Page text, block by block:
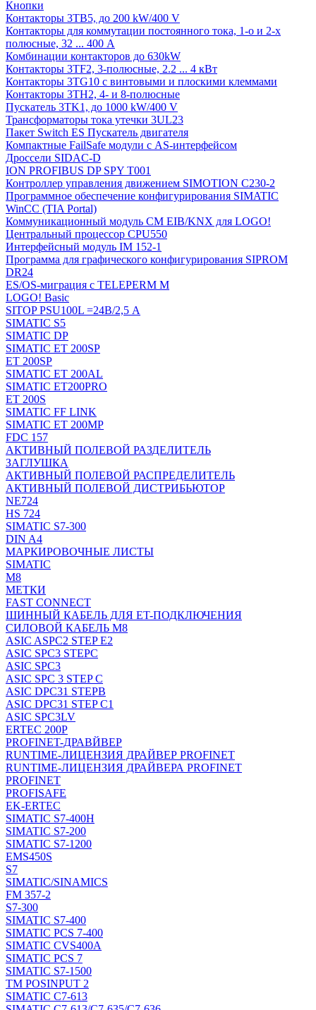
Кнопки
Контакторы 3TB5, до 200 kW/400 V
Контакторы для коммутации постоянного тока, 1-о и 2-х
полюсные, 32 ... 400 A
Комбинации контакторов до 630kW
Контакторы 3TF2, 3-полюсные, 2.2 ... 4 кВт
Контакторы 3TG10 c винтовыми и плоскими клеммами
Контакторы 3TH2, 4- и 8-полюсные
Пускатель 3TK1, до 1000 kW/400 V
Трансформаторы тока утечки 3UL23
Пакет Switch ES Пускатель двигателя
Компактные FailSafe модули с AS-интерфейсом
Дроссели SIDAC-D
ION PROFIBUS DP SPY T001
Контроллер управления движением SIMOTION C230-2
Программное обеспечение конфигурирования SIMATIC
WinCC (TIA Portal)
Коммуникационный модуль CM EIB/KNX для LOGO!
Центральный процессор CPU550
Интерфейсный модуль IM 152-1
Программа для графического конфигурирования SIPROM
DR24
ES/OS-миграция с TELEPERM M
LOGO! Basic
SITOP PSU100L =24В/2,5 A
SIMATIC S5
SIMATIC DP
SIMATIC ET 200SP
ET 200SP
SIMATIC ET 200AL
SIMATIC ET200PRO
ET 200S
SIMATIC FF LINK
SIMATIC ET 200MP
FDC 157
АКТИВНЫЙ ПОЛЕВОЙ РАЗДЕЛИТЕЛЬ
ЗАГЛУШКА
АКТИВНЫЙ ПОЛЕВОЙ РАСПРЕДЕЛИТЕЛЬ
АКТИВНЫЙ ПОЛЕВОЙ ДИСТРИБЬЮТОР
NE724
HS 724
SIMATIC S7-300
DIN A4
МАРКИРОВОЧНЫЕ ЛИСТЫ
SIMATIC
M8
МЕТКИ
FAST CONNECT
ШИННЫЙ КАБЕЛЬ ДЛЯ ET-ПОДКЛЮЧЕНИЯ
СИЛОВОЙ КАБЕЛЬ M8
ASIC ASPC2 STEP E2
ASIC SPC3 STEPC
ASIC SPC3
ASIC SPC 3 STEP C
ASIC DPC31 STEPB
ASIC DPC31 STEP C1
ASIC SPC3LV
ERTEC 200P
PROFINET-ДРАВЙВЕР
RUNTIME-ЛИЦЕНЗИЯ ДРАЙВЕР PROFINET
RUNTIME-ЛИЦЕНЗИЯ ДРАЙВЕРА PROFINET
PROFINET
PROFISAFE
EK-ERTEC
SIMATIC S7-400H
SIMATIC S7-200
SIMATIC S7-1200
EMS450S
S7
SIMATIC/SINAMICS
FM 357-2
S7-300
SIMATIC S7-400
SIMATIC PCS 7-400
SIMATIC CVS400A
SIMATIC PCS 7
SIMATIC S7-1500
TM POSINPUT 2
SIMATIC C7-613